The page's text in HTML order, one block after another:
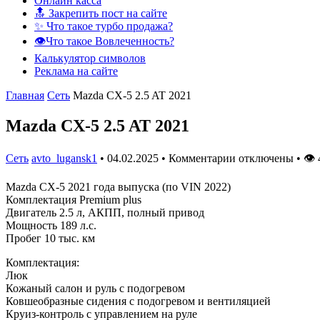
🔝 Закрепить пост на сайте
✨ Что такое турбо продажа?
👁️Что такое Вовлеченность?
Калькулятор символов
Реклама на сайте
Главная Сеть Mazda CX-5 2.5 AT 2021
Mazda CX-5 2.5 AT 2021
Сеть avto_lugansk1 • 04.02.2025 • Комментарии отключены • 👁
Mazda CX-5 2021 года выпуска (по VIN 2022)
Комплектация Premium plus
Двигатель 2.5 л, АКПП, полный привод
Мощность 189 л.с.
Пробег 10 тыс. км
Комплектация:
Люк
Кожаный салон и руль с подогревом
Ковшеобразные сидения с подогревом и вентиляцией
Круиз-контроль с управлением на руле